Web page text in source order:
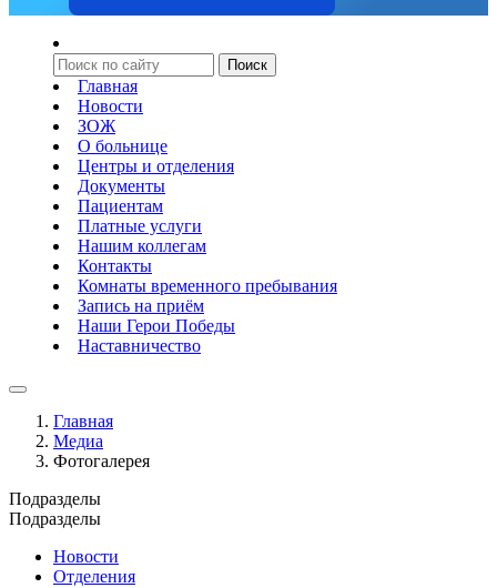
Главная
Новости
ЗОЖ
О больнице
Центры и отделения
Документы
Пациентам
Платные услуги
Нашим коллегам
Контакты
Комнаты временного пребывания
Запись на приём
Наши Герои Победы
Наставничество
Главная
Медиа
Фотогалерея
Подразделы
Подразделы
Новости
Отделения